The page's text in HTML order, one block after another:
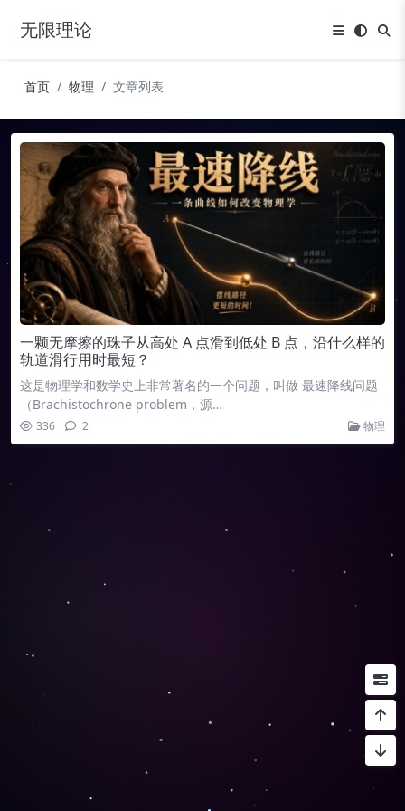
无限理论
首页 物理 文章列表
一颗无摩擦的珠子从高处 A 点滑到低处 B 点，沿什么样的
轨道滑行用时最短？
这是物理学和数学史上非常著名的一个问题，叫做 最速降线问题
（Brachistochrone problem，源…
336 2 物理